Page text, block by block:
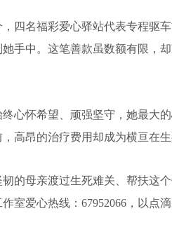
名福彩爱心驿站代表专程驱
手中。这笔善款虽数额有限，
怀希望、顽强坚守，她最大的
高昂的治疗费用却成为横亘在生
母亲渡过生死难关、帮扶这个
室爱心热线：67952066，以点